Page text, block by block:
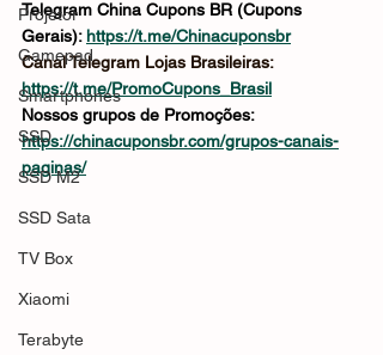
Projetor
Gamepad
Smartphones
SSD
SSD M2
SSD Sata
TV Box
Xiaomi
Terabyte
Telegram China Cupons BR (Cupons
Gerais): https://t.me/Chinacuponsbr
Canal Telegram Lojas Brasileiras:
https://t.me/PromoCupons_Brasil
Nossos grupos de Promoções:
https://chinacuponsbr.com/grupos-canais-
paginas/